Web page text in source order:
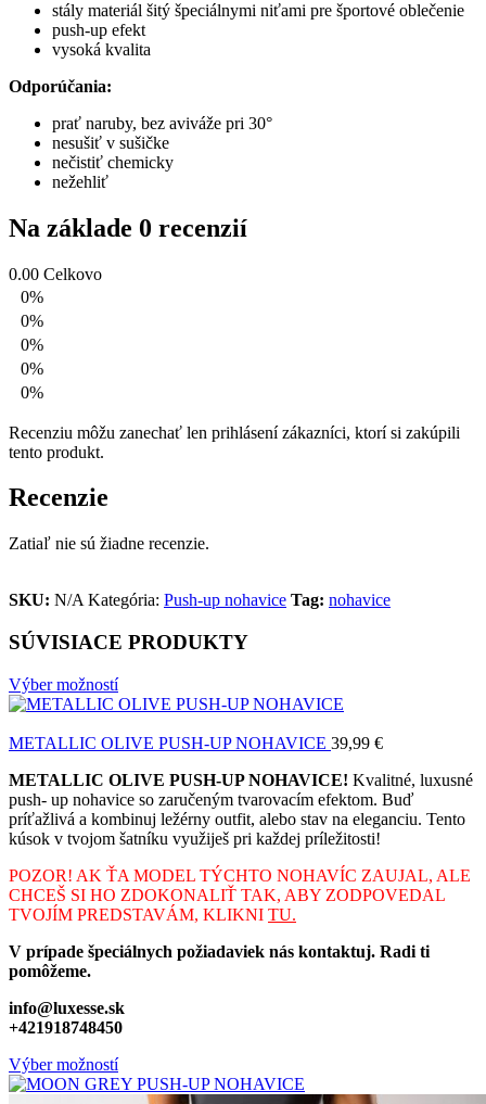
stály materiál šitý špeciálnymi niťami pre športové oblečenie
push-up efekt
vysoká kvalita
Odporúčania:
prať naruby, bez aviváže pri 30°
nesušiť v sušičke
nečistiť chemicky
nežehliť
Na základe 0 recenzií
0.00 Celkovo
0%
0%
0%
0%
0%
Recenziu môžu zanechať len prihlásení zákazníci, ktorí si zakúpili
tento produkt.
Recenzie
Zatiaľ nie sú žiadne recenzie.
SKU: N/A Kategória: Push-up nohavice Tag: nohavice
SÚVISIACE PRODUKTY
Výber možností
METALLIC OLIVE PUSH-UP NOHAVICE 39,99 €
METALLIC OLIVE PUSH-UP NOHAVICE! Kvalitné, luxusné
push- up nohavice so zaručeným tvarovacím efektom. Buď
príťažlivá a kombinuj ležérny outfit, alebo stav na eleganciu. Tento
kúsok v tvojom šatníku využiješ pri každej príležitosti!
POZOR! AK ŤA MODEL TÝCHTO NOHAVÍC ZAUJAL, ALE
CHCEŠ SI HO ZDOKONALIŤ TAK, ABY ZODPOVEDAL
TVOJÍM PREDSTAVÁM, KLIKNI TU.
V prípade špeciálnych požiadaviek nás kontaktuj. Radi ti
pomôžeme.
info@luxesse.sk
+421918748450
Výber možností